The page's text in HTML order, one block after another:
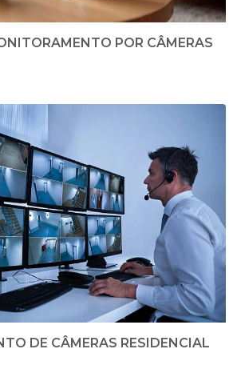
POR CÂMERAS
DE CÂMERAS RESIDENCIAL